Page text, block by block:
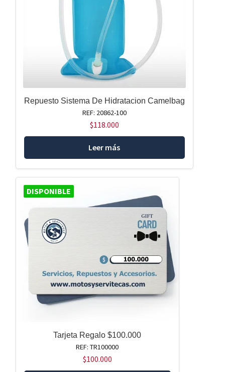
Repuesto Sistema De Hidratacion Camelbag
REF: 20862-100
$118.000
Leer más
DISPONIBLE
Tarjeta Regalo $100.000
REF: TR100000
$100.000